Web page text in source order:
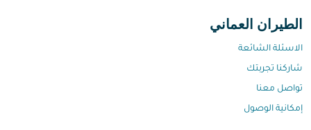
الطيران العماني
الاسئلة الشائعة
شاركنا تجربتك
تواصل معنا
إمكانية الوصول